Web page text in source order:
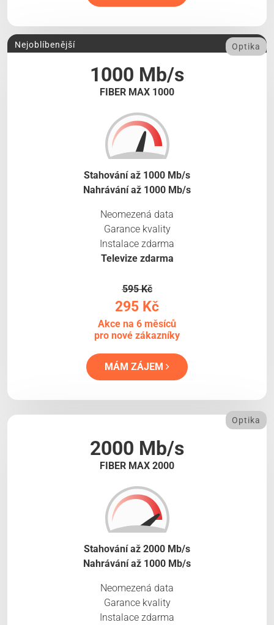
1000 Mb/s
FIBER MAX 1000
Nejoblíbenější Optika
Stahování až 1000 Mb/s
Nahrávání až 1000 Mb/s
Neomezená data
Garance kvality
Instalace zdarma
Televize zdarma
595 Kč
295 Kč
Akce na 6 měsíců
pro nové zákazníky
MÁM ZÁJEM
2000 Mb/s
FIBER MAX 2000
Optika
Stahování až 2000 Mb/s
Nahrávání až 1000 Mb/s
Neomezená data
Garance kvality
Instalace zdarma